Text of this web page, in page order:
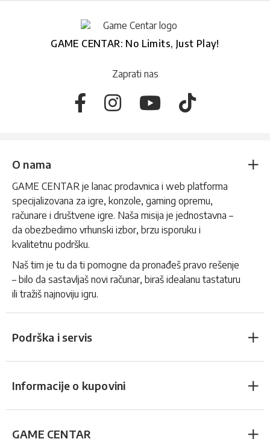
GAME CENTAR: No Limits, Just Play!
Zaprati nas
O nama
GAME CENTAR je lanac prodavnica i web platforma
specijalizovana za igre, konzole, gaming opremu,
računare i društvene igre. Naša misija je jednostavna –
da obezbedimo vrhunski izbor, brzu isporuku i
kvalitetnu podršku.
Naš tim je tu da ti pomogne da pronađeš pravo rešenje
– bilo da sastavljaš novi računar, biraš idealanu tastaturu
ili tražiš najnoviju igru.
Podrška i servis
Informacije o kupovini
GAME CENTAR